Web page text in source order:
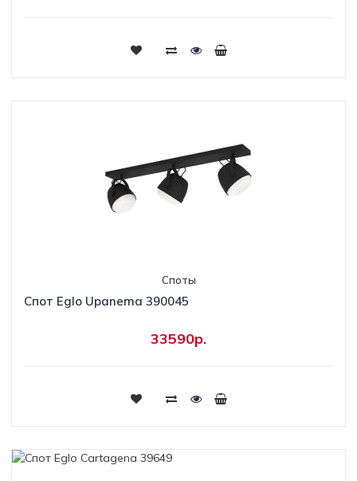
Споты
Спот Eglo Upanema 390045
33590р.